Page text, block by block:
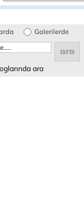
Galerilerde
ara